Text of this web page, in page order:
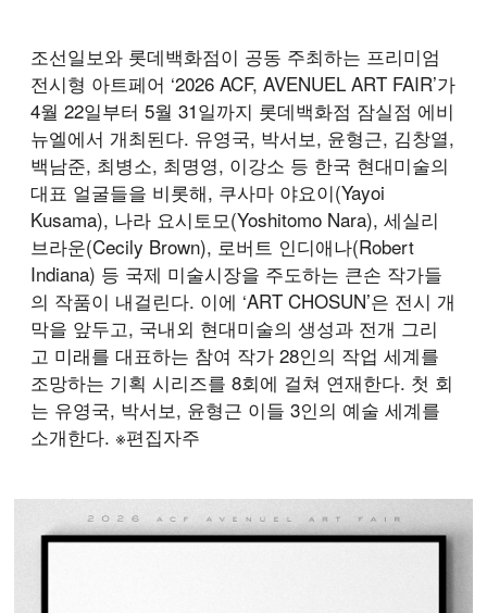
조선일보와 롯데백화점이 공동 주최하는 프리미엄
전시형 아트페어 ‘2026 ACF, AVENUEL ART FAIR’가
4월 22일부터 5월 31일까지 롯데백화점 잠실점 에비
뉴엘에서 개최된다. 유영국, 박서보, 윤형근, 김창열,
백남준, 최병소, 최명영, 이강소 등 한국 현대미술의
대표 얼굴들을 비롯해, 쿠사마 야요이(Yayoi
Kusama), 나라 요시토모(Yoshitomo Nara), 세실리
브라운(Cecily Brown), 로버트 인디애나(Robert
Indiana) 등 국제 미술시장을 주도하는 큰손 작가들
의 작품이 내걸린다. 이에 ‘ART CHOSUN’은 전시 개
막을 앞두고, 국내외 현대미술의 생성과 전개 그리
고 미래를 대표하는 참여 작가 28인의 작업 세계를
조망하는 기획 시리즈를 8회에 걸쳐 연재한다. 첫 회
는 유영국, 박서보, 윤형근 이들 3인의 예술 세계를
소개한다. ※편집자주